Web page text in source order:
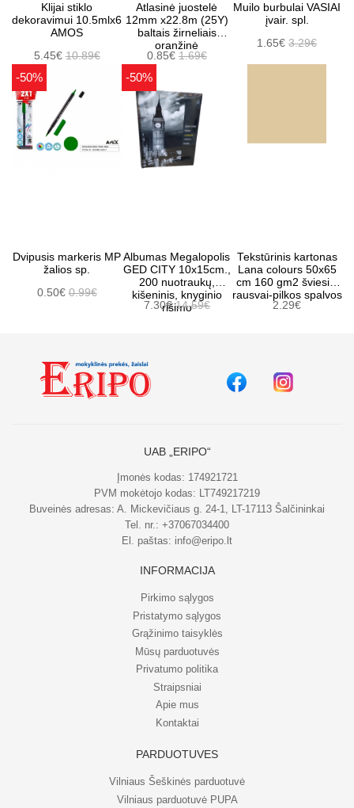
Klijai stiklo
dekoravimui 10.5mlx6
AMOS
5.45€10.89€
Atlasinė juostelė
12mm x22.8m (25Y)
baltais žirneliais
oranžinė
0.85€ 1.69€
Muilo burbulai VASIAI
įvair. spl.
1.65€3.29€
-50%
Dvipusis markeris MP
žalios sp.
0.50€0.99€
-50%
Albumas Megalopolis
GED CITY 10x15cm.,
200 nuotraukų,
kišeninis, knyginio
rišimo
7.30€14.59€
Tekstūrinis kartonas
Lana colours 50x65
cm 160 gm2 šviesiai
rausvai-pilkos spalvos
2.29€
UAB „ERIPO“
Įmonės kodas: 174921721
PVM mokėtojo kodas: LT749217219
Buveinės adresas: A. Mickevičiaus g. 24-1, LT-17113 Šalčininkai
Tel. nr.: +37067034400
El. paštas: info@eripo.lt
INFORMACIJA
Pirkimo sąlygos
Pristatymo sąlygos
Grąžinimo taisyklės
Mūsų parduotuvės
Privatumo politika
Straipsniai
Apie mus
Kontaktai
PARDUOTUVĖS
Vilniaus Šeškinės parduotuvė
Vilniaus parduotuvė PUPA